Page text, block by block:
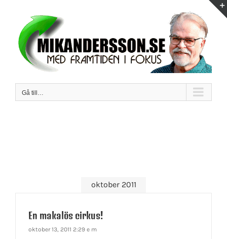
innehållet
Gå till…
oktober 2011
En makalös cirkus!
oktober 13, 2011 2:29 e m